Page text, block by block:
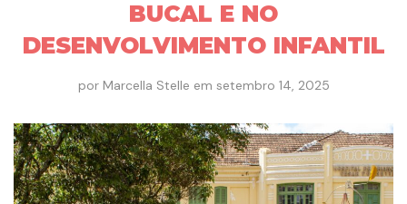
BUCAL E NO
DESENVOLVIMENTO INFANTIL
por Marcella Stelle em setembro 14, 2025